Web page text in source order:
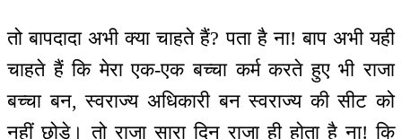
तो बापदादा अभी क्या चाहते हैं? पता है ना! बाप अभी यही
चाहते हैं कि मेरा एक-एक बच्चा कर्म करते हुए भी राजा
बच्चा बन, स्वराज्य अधिकारी बन स्वराज्य की सीट को
नहीं छोड़े। तो राजा सारा दिन राजा ही होता है ना! कि